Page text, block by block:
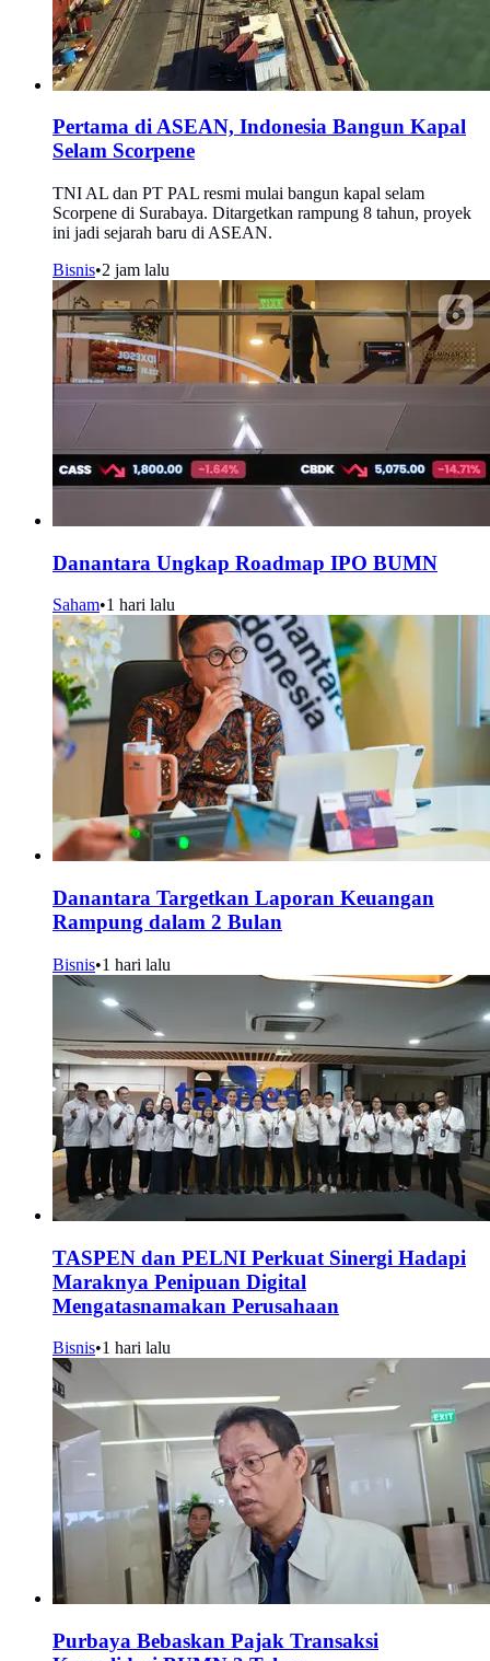
Pertama di ASEAN, Indonesia Bangun Kapal
Selam Scorpene
TNI AL dan PT PAL resmi mulai bangun kapal selam
Scorpene di Surabaya. Ditargetkan rampung 8 tahun, proyek
ini jadi sejarah baru di ASEAN.
Bisnis•2 jam lalu
Danantara Ungkap Roadmap IPO BUMN
Saham•1 hari lalu
Danantara Targetkan Laporan Keuangan
Rampung dalam 2 Bulan
Bisnis•1 hari lalu
TASPEN dan PELNI Perkuat Sinergi Hadapi
Maraknya Penipuan Digital
Mengatasnamakan Perusahaan
Bisnis•1 hari lalu
Purbaya Bebaskan Pajak Transaksi